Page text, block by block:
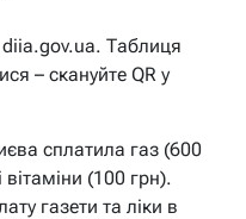
Таблиця
– скануйте QR у
сплатила газ (600
(100 грн).
газети та ліки в